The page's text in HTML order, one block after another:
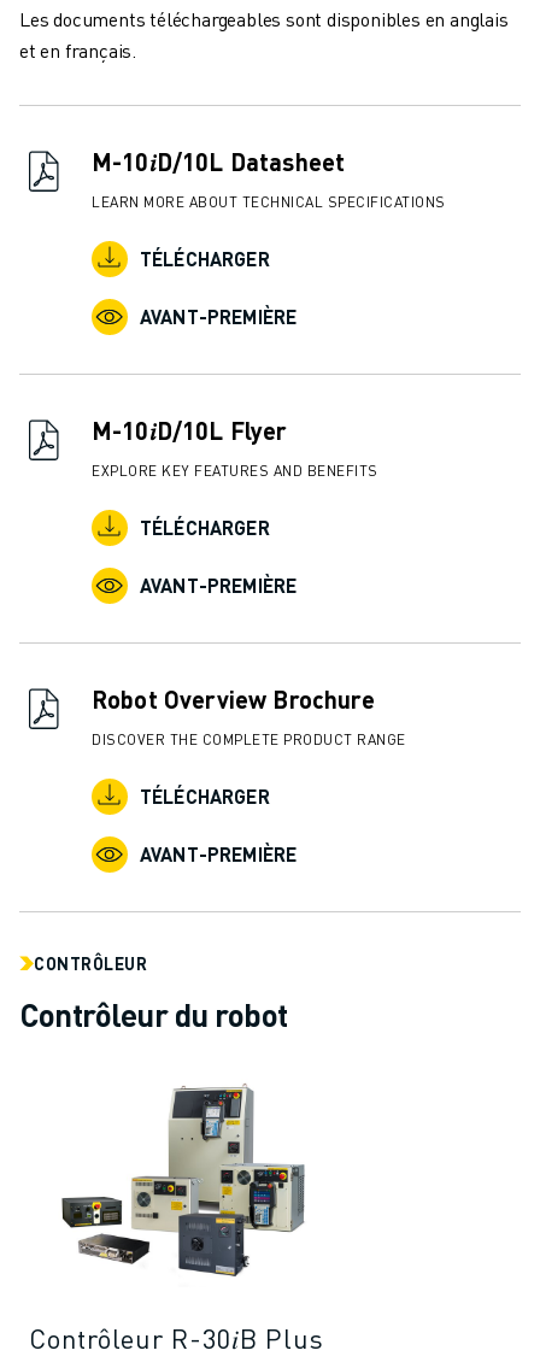
FORMATION ET ÉDUCATION
FANUC ACADEMY
SOLUTIONS POUR L'ÉDUCATION
ÉVÉNEMENTS ÉDUCATIFS
ACTUALITÉS ET MÉDIAS
EVÉNEMENTS
A PROPOS DE FANUC
NOS SITES
DÉVELOPPEMENT DURABLE
FAÇONNEZ VOTRE AVENIR AVEC FANUC
REJOIGNEZ-NOUS
Les documents téléchargeables sont disponibles en anglais
et en français.
M-10𝑖D/10L Datasheet
LEARN MORE ABOUT TECHNICAL SPECIFICATIONS
TÉLÉCHARGER
AVANT-PREMIÈRE
M-10𝑖D/10L Flyer
EXPLORE KEY FEATURES AND BENEFITS
TÉLÉCHARGER
AVANT-PREMIÈRE
Robot Overview Brochure
DISCOVER THE COMPLETE PRODUCT RANGE
TÉLÉCHARGER
AVANT-PREMIÈRE
CONTRÔLEUR
Contrôleur du robot
Contrôleur R-30𝑖B Plus